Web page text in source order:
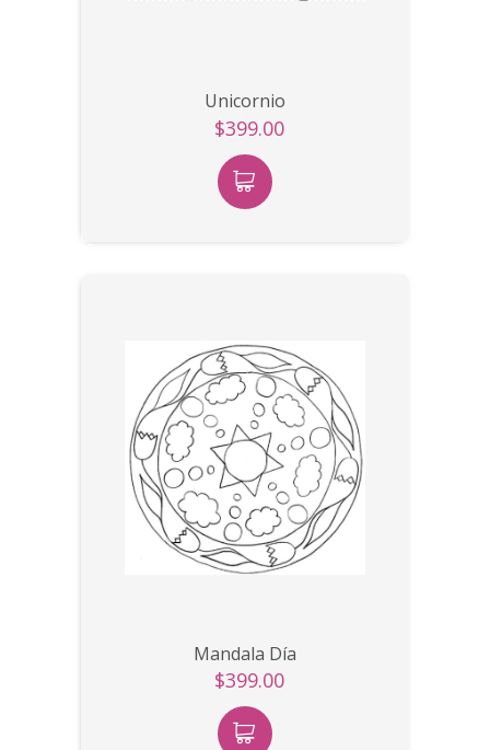
Unicornio
$399.00
Mandala Día
$399.00